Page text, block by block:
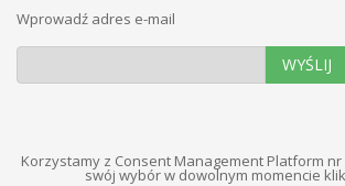
Wprowadź adres e-mail
WYŚLIJ
Korzystamy z Consent Management Platform nr
swój wybór w dowolnym momencie